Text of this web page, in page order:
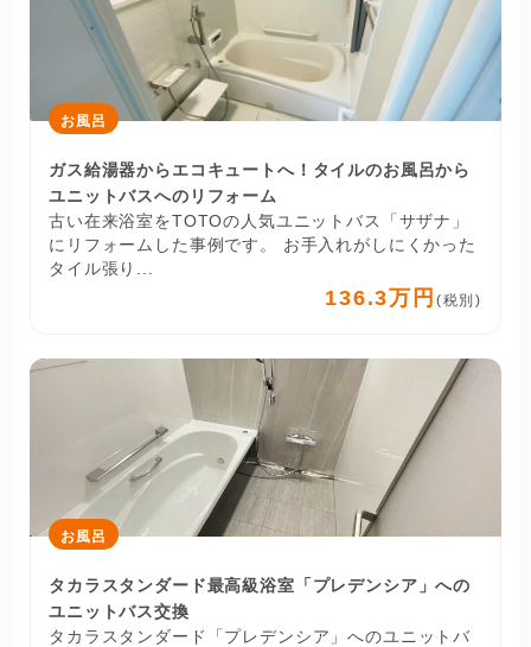
お風呂
ガス給湯器からエコキュートへ！タイルのお風呂から
ユニットバスへのリフォーム
古い在来浴室をTOTOの人気ユニットバス「サザナ」
にリフォームした事例です。 お手入れがしにくかった
タイル張り...
136.3万円 (税別)
お風呂
タカラスタンダード最高級浴室「プレデンシア」への
ユニットバス交換
タカラスタンダード「プレデンシア」へのユニットバ